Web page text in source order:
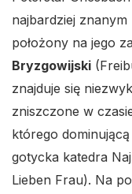
najbardziej
położony na jego
Bryzgowijski
znajduje się
zniszczone w
którego
gotycka katedra
Lieben Frau). Na